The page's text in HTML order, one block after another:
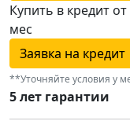
Купить в кредит от
мес
Заявка на кредит
**Уточняйте условия у
5 лет гарантии